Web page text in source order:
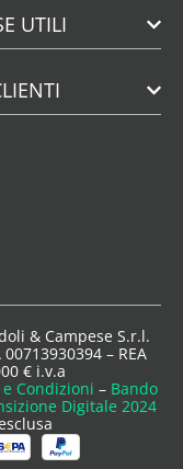
UTILI
& Campese S.r.l.
– REA
€ i.v.a
Condizioni – Bando
Digitale 2024